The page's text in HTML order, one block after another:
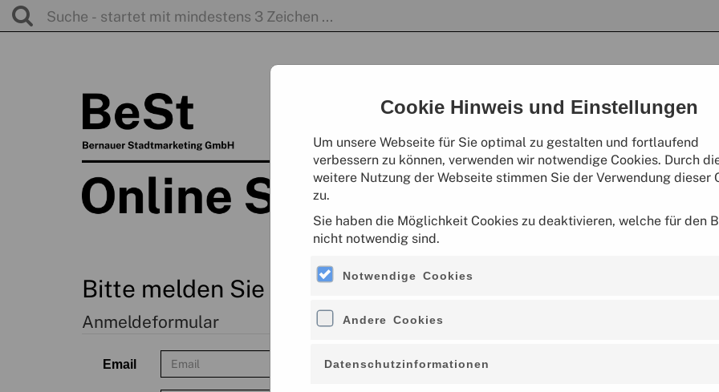
Cookie Hinweis und Einstellungen
Um unsere Webseite für Sie optimal zu gestalten und fortlaufend
verbessern zu können, verwenden wir notwendige Cookies. Durch
weitere Nutzung der Webseite stimmen Sie der Verwendung dieser
zu.
Sie haben die Möglichkeit Cookies zu deaktivieren, welche für den
nicht notwendig sind.
Notwendige Cookies
Andere Cookies
Datenschutzinformationen
Bitte melden Sie sich an
Anmeldeformular
Email